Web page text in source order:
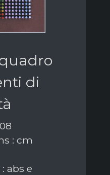
di
: cm
abs e